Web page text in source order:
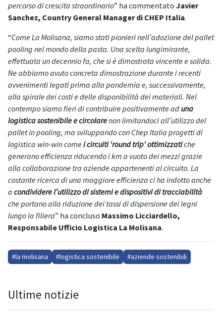
percorso di crescita straordinario” ha commentato Javier
Sanchez, Country General Manager di CHEP Italia.
“Come La Molisana, siamo stati pionieri nell’adozione del pallet
pooling nel mondo della pasta. Una scelta lungimirante,
effettuata un decennio fa, che si è dimostrata vincente e solida.
Ne abbiamo avuto concreta dimostrazione durante i recenti
avvenimenti legati prima alla pandemia e, successivamente,
alla spirale dei costi e delle disponibilità dei materiali. Nel
contempo siamo fieri di contribuire positivamente ad una
logistica sostenibile e circolarenon limitandoci all’utilizzo del
pallet in pooling, ma sviluppando con Chep Italia progetti di
logistica win-win comei circuiti 'round trip' ottimizzatiche
generano efficienza riducendo i km a vuoto dei mezzi grazie
alla collaborazione tra aziende appartenenti al circuito. La
costante ricerca di una maggiore efficienza ci ha indotto anche
a condividere l’utilizzo di sistemi e dispositivi di tracciabilità
che portano alla riduzione dei tassi di dispersione dei legni
lungo la filiera” ha concluso Massimo Licciardello,
Responsabile Ufficio Logistica La Molisana.
#la molisana #logistica sostenibile #aziende sostenibili
Ultime notizie